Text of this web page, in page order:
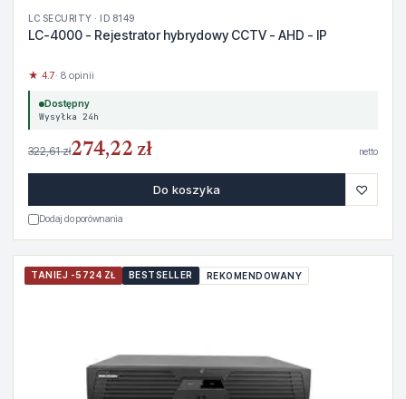
LC SECURITY · ID 8149
LC-4000 - Rejestrator hybrydowy CCTV - AHD - IP
★ 4.7· 8 opinii
Dostępny
Wysyłka 24h
322,61 zł274,22 zł netto
Do koszyka ♡
Dodaj do porównania
TANIEJ -5724 ZŁ BESTSELLER REKOMENDOWANY